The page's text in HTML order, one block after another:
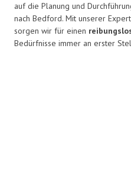
auf die Planung und
nach Bedford. Mit unserer
sorgen wir für einen
Bedürfnisse immer an erster